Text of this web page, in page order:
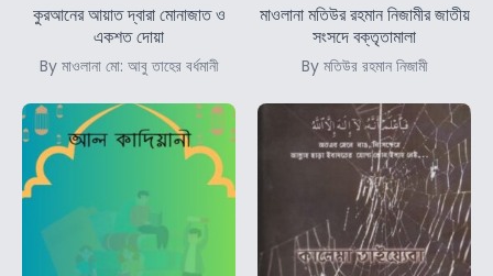
কুরআনের আয়াত দ্বারা মোনাজাত ও
একশত দোয়া
By মাওলানা মো: আবু তাহের বর্ধমানী
মাওলানা মতিউর রহমান নিজামীর জাতীয়
সংসদে বক্তৃতামালা
By মতিউর রহমান নিজামী